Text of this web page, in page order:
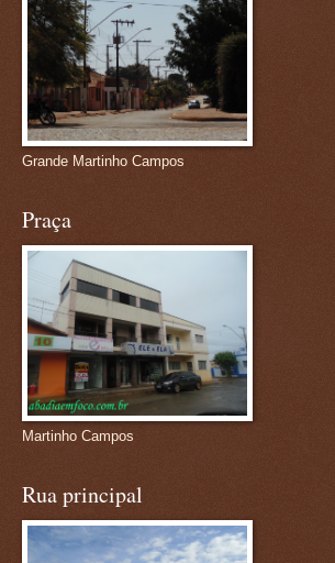
Grande Martinho Campos
Praça
Martinho Campos
Rua principal